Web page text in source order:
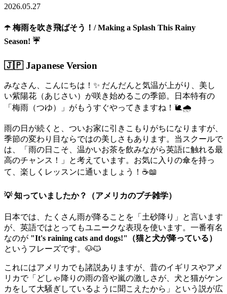
2026.05.27
☂️ 梅雨を吹き飛ばそう！/ Making a Splash This Rainy
Season! ☔
🇯🇵 Japanese Version
みなさん、こんにちは！✨ だんだんと気温が上がり、美し
い紫陽花（あじさい）が咲き始めるこの季節。日本特有の
「梅雨（つゆ）」がもうすぐやってきますね！🐌🌧️
雨の日が続くと、ついお家に引きこもりがちになりますが、
季節の変わり目ならではの美しさもあります。当スクールで
は、「雨の日こそ、温かいお茶を飲みながら英語に触れる最
高のチャンス！」と考えています。お気に入りの傘を持っ
て、楽しくレッスンに通いましょう！☕📖
💡 知っていましたか？（アメリカのプチ雑学）
日本では、たくさん雨が降ることを「土砂降り」と言います
が、英語ではとってもユニークな表現を使います。一番有名
なのが "It's raining cats and dogs!"（猫と犬が降っている）
というフレーズです。🐶🐱
これにはアメリカでも諸説ありますが、昔のイギリスやアメ
リカで「どしゃ降りの雨の音や嵐の激しさが、犬と猫がケン
カをして大騒ぎしているように聞こえたから」という説が広